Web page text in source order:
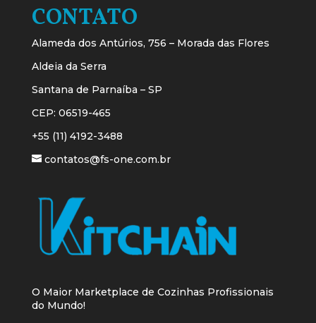
CONTATO
Alameda dos Antúrios, 756 – Morada das Flores
Aldeia da Serra
Santana de Parnaíba – SP
CEP: 06519-465
+55 (11) 4192-3488
contatos@fs-one.com.br
O Maior Marketplace de Cozinhas Profissionais
do Mundo!